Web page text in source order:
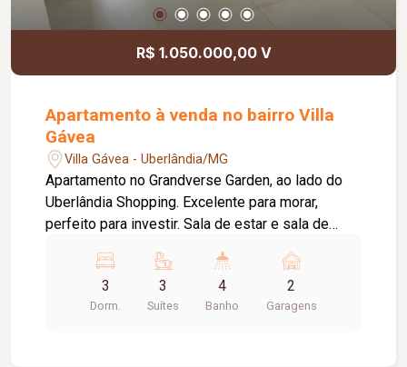
R$ 1.050.000,00 V
Apartamento à venda no bairro Villa
Gávea
Villa Gávea - Uberlândia/MG
Apartamento no Grandverse Garden, ao lado do
Uberlândia Shopping. Excelente para morar,
perfeito para investir. Sala de estar e sala de
sendo a master com closet, lavabo, espaço home
office, cozinha ventilada, área de serviço
separada e 02 vagas de garagem. Diferenciais do
3
Dorm.
3
Suítes
4
Banho
2
Garagens